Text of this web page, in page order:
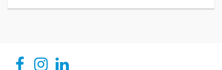
CEDIE, Centro de Investigaciones Endocrinológicas Dr. César Bergadá
CEDIE, Centro de Investigaciones Endocrinológicas Dr. César Bergadá
CEDIE, Centro de Investigaciones Endocrinológicas Dr. César Bergadá